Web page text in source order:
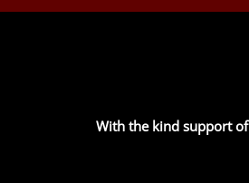
With the kind support of